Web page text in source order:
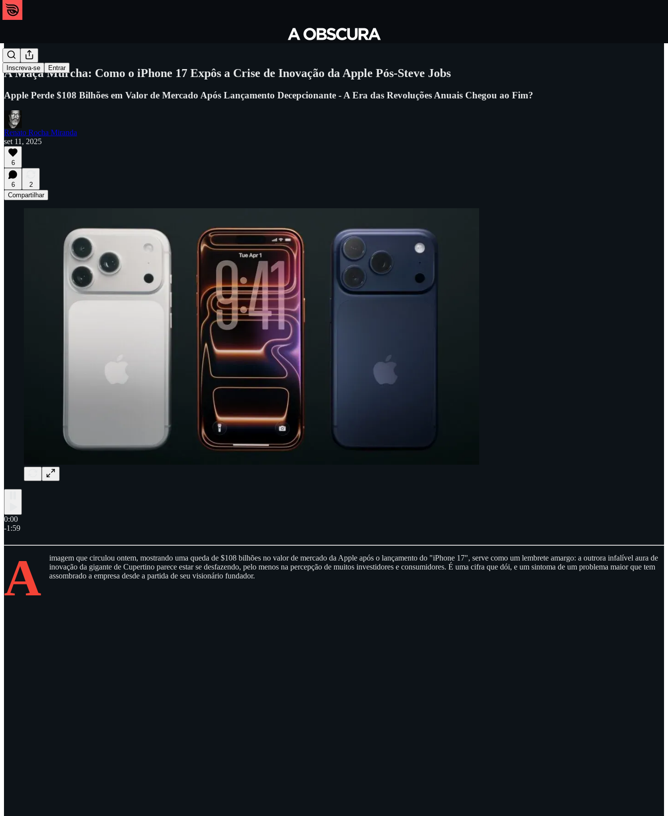
Inscreva-se Entrar
Celular
A Maçã Murcha: Como o iPhone 17 Expôs a Crise de Inovação da Apple Pós-Steve Jobs
Apple Perde $108 Bilhões em Valor de Mercado Após Lançamento Decepcionante - A Era das Revoluções Anuais Chegou ao Fim?
Renato Rocha Miranda
set 11, 2025
6
6
2
Compartilhar
0:00
-1:59
A
imagem que circulou ontem, mostrando uma queda de $108 bilhões no valor de mercado da Apple após o lançamento do "iPhone 17", serve como um lembrete amargo: a outrora infalível aura de
inovação da gigante de Cupertino parece estar se desfazendo, pelo menos na percepção de muitos investidores e consumidores. É uma cifra que dói, e um sintoma de um problema maior que tem
assombrado a empresa desde a partida de seu visionário fundador.